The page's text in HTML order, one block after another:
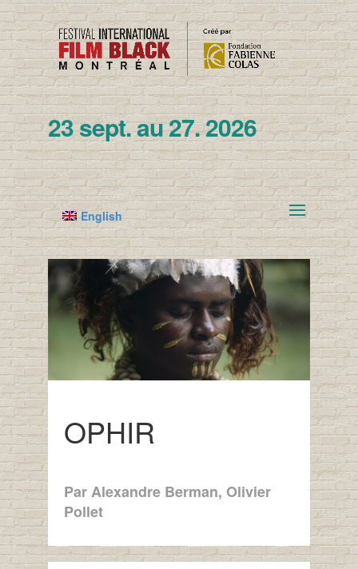
23 sept. au 27. 2026
English
OPHIR
Par Alexandre Berman, Olivier
Pollet